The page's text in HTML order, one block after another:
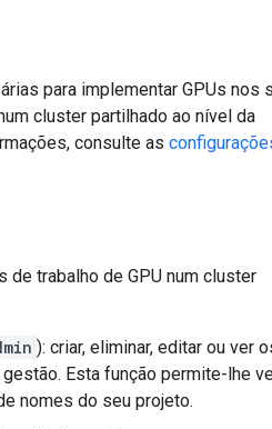
para implementar GPUs nos
cluster partilhado ao nível da
consulte as
de trabalho de GPU num cluster
): criar, eliminar, editar ou ver
Esta função permite-lhe
nomes do seu projeto.